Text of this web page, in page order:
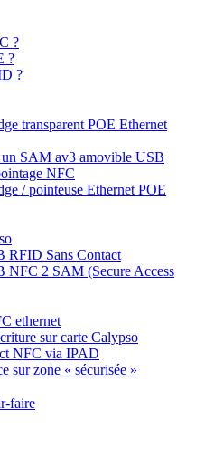
?
?
?
transparent POE Ethernet
SAM av3 amovible USB
NFC
/ pointeuse Ethernet POE
RFID Sans Contact
NFC 2 SAM (Secure Access
ethernet
sur carte Calypso
NFC via IPAD
sur zone « sécurisée »
faire